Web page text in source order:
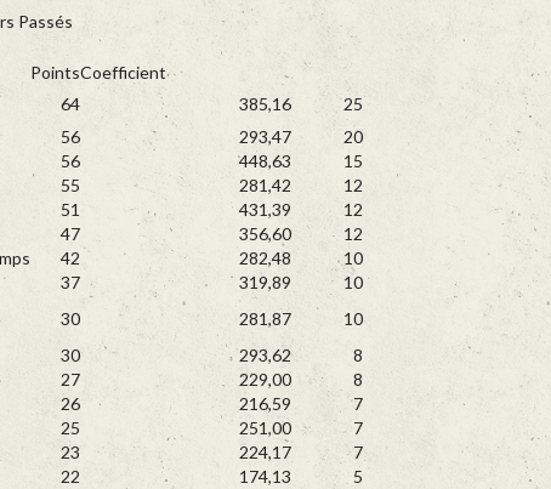
Passés
PointsCoefficient
64 385,16
25
56 293,47
20
56 448,63
15
55 281,42
12
51 431,39
12
47 356,60
12
42 282,48
10
37 319,89
10
30 281,87
10
30 293,62
8
27 229,00
8
26 216,59
7
25 251,00
7
23 224,17
7
22 174,13
5